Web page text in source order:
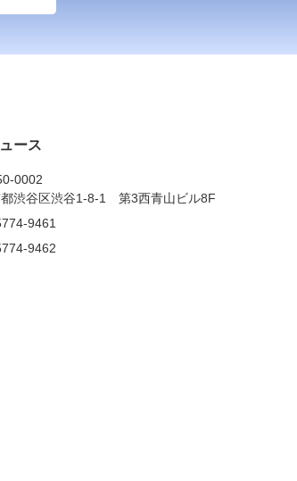
ース
0002
渋谷区渋谷1-8-1 第3西青山ビル8F
9461
9462